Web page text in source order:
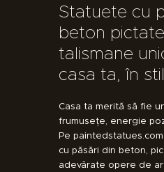
Statuete cu
beton
talismane
casa ta, în
Casa ta merită să fie
frumusețe, energie
Pe
cu păsări din beton,
adevărate opere de